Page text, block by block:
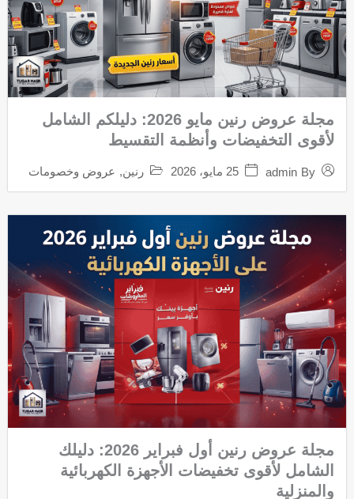
مجلة عروض رنين مايو 2026: دليلكم الشامل
لأقوى التخفيضات وأنظمة التقسيط
By
admin 25 مايو، 2026 رنين, عروض وخصومات
مجلة عروض رنين أول فبراير 2026: دليلك
الشامل لأقوى تخفيضات الأجهزة الكهربائية
والمنزلية